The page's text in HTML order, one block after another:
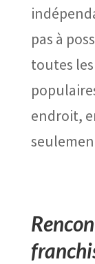
pas à
toutes
endroit,